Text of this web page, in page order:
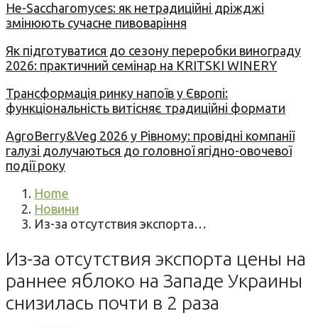
Не-Saccharomyces: як нетрадиційні дріжджі
змінюють сучасне пивоваріння
Як підготуватися до сезону переробки винограду
2026: практичний семінар на KRITSKI WINERY
Трансформація ринку напоїв у Європі:
функціональність витісняє традиційні формати
AgroBerry&Veg 2026 у Рівному: провідні компанії
галузі долучаються до головної ягідно-овочевої
події року
Home
Новини
Из-за отсутствия экспорта…
Из-за отсутствия экспорта цены на
раннее яблоко на Западе Украины
снизилась почти в 2 раза